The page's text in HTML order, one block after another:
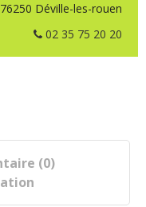
Déville-les-rouen
02 35 75 20 20
(0)